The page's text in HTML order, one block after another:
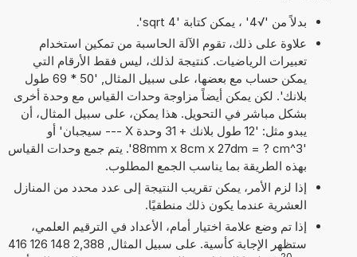
بدلاً من '√4' ، يمكن كتابة 'sqrt 4'.
علاوة على ذلك، تقوم الآلة الحاسبة من تمكين استخدام
تعبيرات الرياضيات. كنتيجة لذلك، ليس فقط الأرقام التي
يمكن حساب مع بعضها، على سبيل المثال, '50 * 69 طول
بلانك'. لكن يمكن أيضاً مزاوجة وحدات القياس مع وحدة أخرى
بشكل مباشر في التحويل. هذا يمكن، على سبيل المثال، أن
يبدو مثل: '12 طول بلانك + 31 وحدة X --- سيجبان' أو
'88mm x 8cm x 27dm = ? cm^3'. يتم جمع وحدات القياس
بهذه الطريقة بما يناسب الجمع المطلوب.
إذا لزم الأمر، يمكن تقريب النتيجة إلى عدد محدد من المنازل
العشرية عندما يكون ذلك منطقيًا.
إذا تم وضع علامة اختيار أمام، الأعداد في الترقيم العلمي،
ستظهر الإجابة كأسية. على سبيل المثال, 2,388 148 126 416